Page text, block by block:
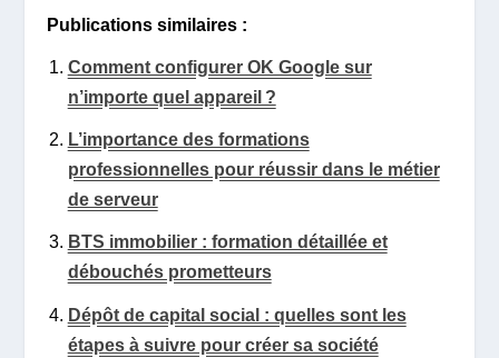
Publications similaires :
Comment configurer OK Google sur
n’importe quel appareil ?
L’importance des formations
professionnelles pour réussir dans le métier
de serveur
BTS immobilier : formation détaillée et
débouchés prometteurs
Dépôt de capital social : quelles sont les
étapes à suivre pour créer sa société